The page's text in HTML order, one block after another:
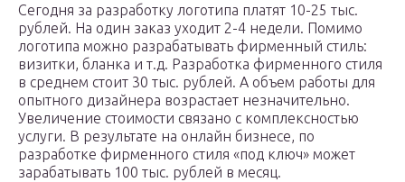
Сегодня за разработку логотипа платят 10-25 тыс.
рублей. На один заказ уходит 2-4 недели. Помимо
логотипа можно разрабатывать фирменный стиль:
визитки, бланка и т.д. Разработка фирменного стиля
в среднем стоит 30 тыс. рублей. А объем работы для
опытного дизайнера возрастает незначительно.
Увеличение стоимости связано с комплексностью
услуги. В результате на онлайн бизнесе, по
разработке фирменного стиля «под ключ» может
зарабатывать 100 тыс. рублей в месяц.